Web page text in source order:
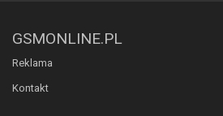
GSMONLINE.PL
Reklama
Kontakt